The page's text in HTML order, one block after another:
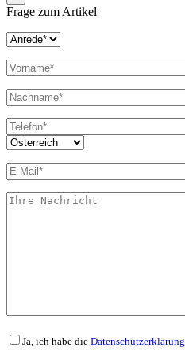
Frage zum Artikel
Ja, ich habe die Datenschutzerklärung